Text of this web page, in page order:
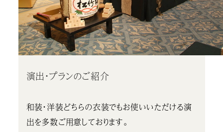
演出・プランのご紹介
和装・洋装どちらの衣装でもお使いいただける演
出を多数ご用意しております。